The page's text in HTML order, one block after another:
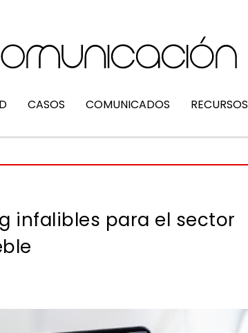
CASOS COMUNICADOS RECURSOS
infalibles para el sector